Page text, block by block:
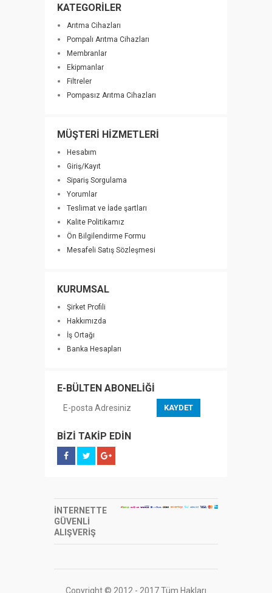
KATEGORİLER
Arıtma Cihazları
Pompalı Arıtma Cihazları
Membranlar
Ekipmanlar
Filtreler
Pompasız Arıtma Cihazları
MÜŞTERİ HİZMETLERİ
Hesabım
Giriş/Kayıt
Sipariş Sorgulama
Yorumlar
Teslimat ve İade şartları
Kalite Politikamız
Ön Bilgilendirme Formu
Mesafeli Satış Sözleşmesi
KURUMSAL
Şirket Profili
Hakkımızda
İş Ortağı
Banka Hesapları
E-BÜLTEN ABONELİĞİ
KAYDET
BİZİ TAKİP EDİN
İNTERNETTE
GÜVENLİ
ALIŞVERİŞ
Copyright © 2012 - 2017 Tüm Hakları